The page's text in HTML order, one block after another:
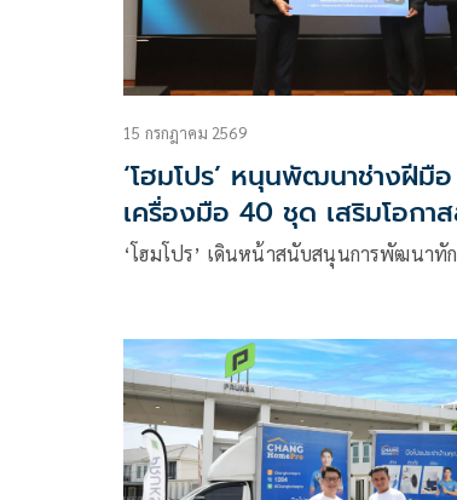
15 กรกฎาคม 2569
‘โฮมโปร’ หนุนพัฒนาช่างฝีมื
เครื่องมือ 40 ชุด เสริมโอกา
อาชีพ
‘โฮมโปร’ เดินหน้าสนับสนุนการพัฒนาทั